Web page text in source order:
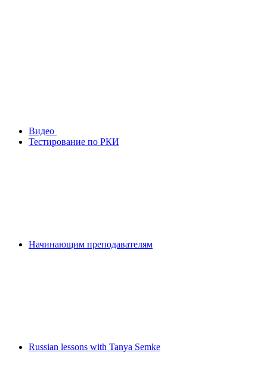
Видео
Тестирование по РКИ
Начинающим преподавателям
Russian lessons with Tanya Semke